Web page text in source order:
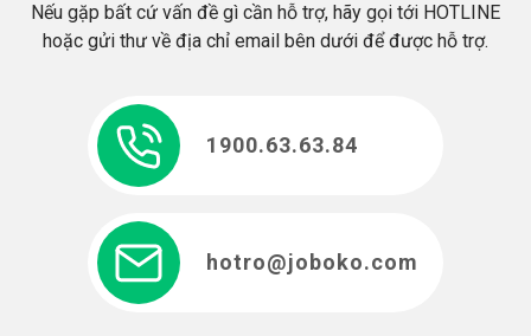
Nếu gặp bất cứ vấn đề gì cần hỗ trợ, hãy gọi tới HOTLINE
hoặc gửi thư về địa chỉ email bên dưới để được hỗ trợ.
1900.63.63.84
hotro@joboko.com